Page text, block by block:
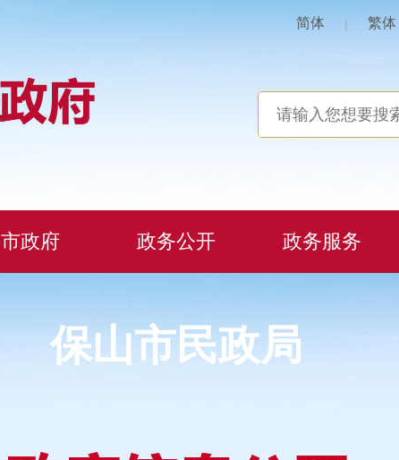
简体 | 繁体
市政府 政务公开 政务服务
保山市民政局